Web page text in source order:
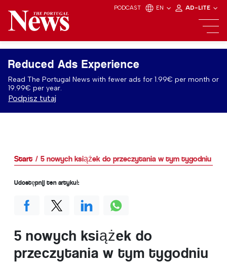
PODCAST EN AD-LITE
Reduced Ads Experience
Read The Portugal News with fewer ads for 1.99€ per month or
19.99€ per year.
Podpisz tutaj
Start 5 nowych książek do przeczytania w tym tygodniu
5 nowych książek do
przeczytania w tym tygodniu
Udostępnij ten artykuł: